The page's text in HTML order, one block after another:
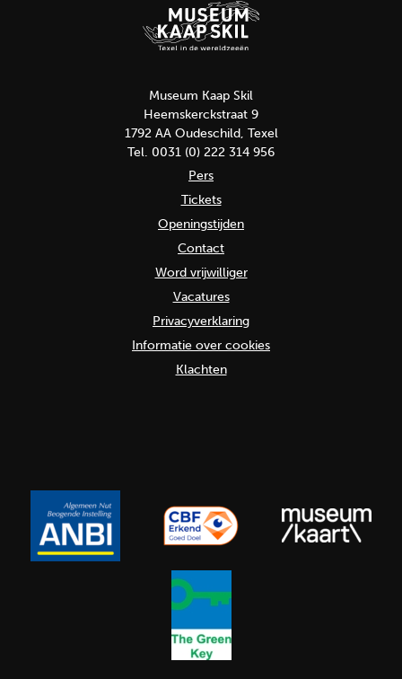
Museum Kaap Skil
Heemskerckstraat 9
1792 AA Oudeschild, Texel
Tel. 0031 (0) 222 314 956
Pers
Tickets
Openingstijden
Contact
Word vrijwilliger
Vacatures
Privacyverklaring
Informatie over cookies
Klachten